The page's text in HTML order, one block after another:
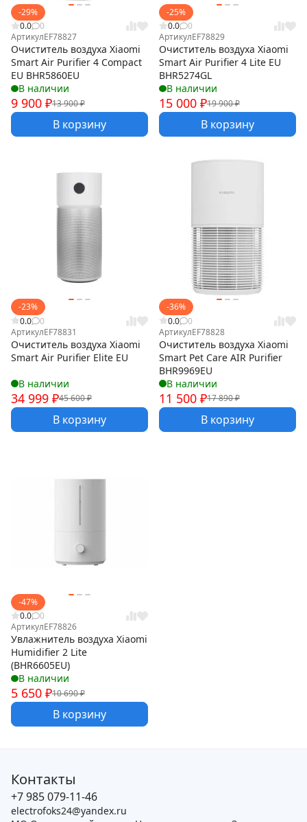
-29%
0.0
0
АртикулEF78827
Очиститель воздуха Xiaomi
Smart Air Purifier 4 Compact
EU BHR5860EU
В наличии
13 900₽
9 900 ₽
В корзину
-25%
0.0
0
АртикулEF78829
Очиститель воздуха Xiaomi
Smart Air Purifier 4 Lite EU
BHR5274GL
В наличии
19 900₽
15 000 ₽
В корзину
-23%
0.0
0
АртикулEF78831
Очиститель воздуха Xiaomi
Smart Air Purifier Elite EU
В наличии
45 600₽
34 999 ₽
В корзину
-36%
0.0
0
АртикулEF78828
Очиститель воздуха Xiaomi
Smart Pet Care AIR Purifier
BHR9969EU
В наличии
17 890₽
11 500 ₽
В корзину
-47%
0.0
0
АртикулEF78826
Увлажнитель воздуха Xiaomi
Humidifier 2 Lite
(BHR6605EU)
В наличии
10 690₽
5 650 ₽
В корзину
Контакты
+7 985 079-11-46
electrofoks24@yandex.ru